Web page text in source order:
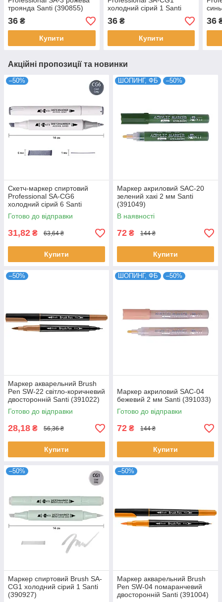
троянда Santi (390855)
36 ₴
Купити
холодний сірий 1 Santi
(390827)
36₴
Купити
36
Акційні пропозиції та новинки
–50%
Скетч-маркер спиртовий
Professional SA-CG6
холодний сірий 6 Santi
(390832)
Готово до відправки
31,82 ₴ 63,64 ₴
Купити
ШОПИНГ, ФБ –50%
Маркер акриловий SAC-20
зелений хакі 2 мм Santi
(391049)
В наявності
72 ₴ 144 ₴
Купити
–50%
Маркер акварельний Brush
Pen SW-22 світло-коричневий
двосторонній Santi (391022)
Готово до відправки
28,18 ₴ 56,36 ₴
Купити
ШОПИНГ, ФБ –50%
Маркер акриловий SAC-04
бежевий 2 мм Santi (391033)
Готово до відправки
72 ₴ 144 ₴
Купити
–50%
Маркер спиртовий Brush SA-
CG1 холодний сірий 1 Santi
(390927)
–50%
Маркер акварельний Brush
Pen SW-04 помаранчевий
двосторонній Santi (391004)